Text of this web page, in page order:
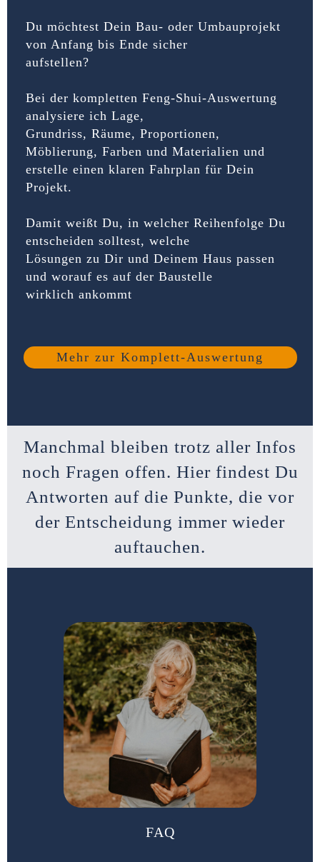
Du möchtest Dein Bau- oder Umbauprojekt
von Anfang bis Ende sicher
aufstellen?
Bei der kompletten Feng-Shui-Auswertung
analysiere ich Lage,
Grundriss, Räume, Proportionen,
Möblierung, Farben und Materialien und
erstelle einen klaren Fahrplan für Dein
Projekt.
Damit weißt Du, in welcher Reihenfolge Du
entscheiden solltest, welche
Lösungen zu Dir und Deinem Haus passen
und worauf es auf der Baustelle
wirklich ankommt
Mehr zur Komplett-Auswertung
Manchmal bleiben trotz aller Infos
noch Fragen offen. Hier findest Du
Antworten auf die Punkte, die vor
der Entscheidung immer wieder
auftauchen.
FAQ